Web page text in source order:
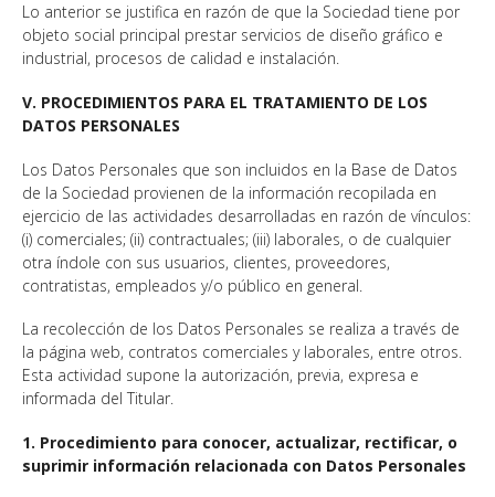
Lo anterior se justifica en razón de que la Sociedad tiene por
objeto social principal prestar servicios de diseño gráfico e
industrial, procesos de calidad e instalación.
V. PROCEDIMIENTOS PARA EL TRATAMIENTO DE LOS
DATOS PERSONALES
Los Datos Personales que son incluidos en la Base de Datos
de la Sociedad provienen de la información recopilada en
ejercicio de las actividades desarrolladas en razón de vínculos:
(i) comerciales; (ii) contractuales; (iii) laborales, o de cualquier
otra índole con sus usuarios, clientes, proveedores,
contratistas, empleados y/o público en general.
La recolección de los Datos Personales se realiza a través de
la página web, contratos comerciales y laborales, entre otros.
Esta actividad supone la autorización, previa, expresa e
informada del Titular.
1. Procedimiento para conocer, actualizar, rectificar, o
suprimir información relacionada con Datos Personales